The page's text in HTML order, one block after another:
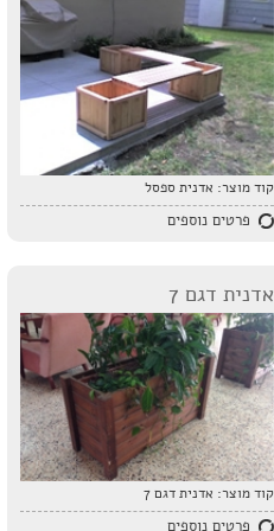
קוד מוצר: אדנית ספסל
פרטים נוספים
אדנית דגם 7
קוד מוצר: אדנית דגם 7
פרטים נוספים